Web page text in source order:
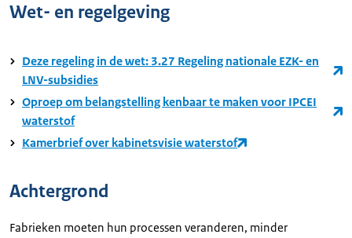
Wet- en regelgeving
Deze regeling in de wet: 3.27 Regeling nationale EZK- en
LNV-subsidies
Oproep om belangstelling kenbaar te maken voor IPCEI
waterstof
Kamerbrief over kabinetsvisie waterstof
Achtergrond
Fabrieken moeten hun processen veranderen, minder